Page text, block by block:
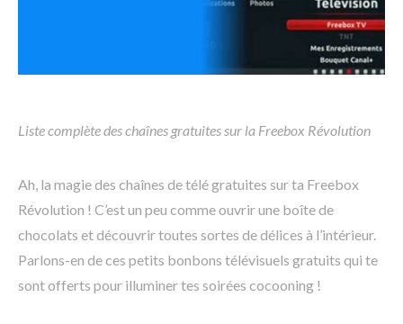
Liste complète des chaînes gratuites sur la Freebox Révolution
Ah, la magie des chaînes de télé gratuites sur ta Freebox
Révolution ! C’est un peu comme ouvrir une boîte de
chocolats et découvrir toutes sortes de délices à l’intérieur.
Parlons-en de ces petits bonbons télévisuels gratuits qui te
sont offerts pour illuminer tes soirées cocooning !